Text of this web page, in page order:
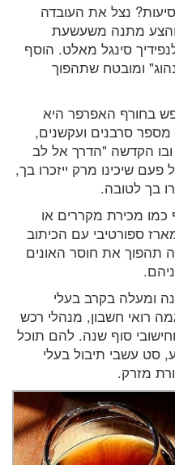
נצל את העובדה
והצע מתנה משעשעת
סינגל מאלט. הוסף
ומובטח שתהפוך
בחורף האפרפר היא
סרבנים ועקשנים,
הקדשה "הדרך אל לב
שיכינו מרק ייזכרו בך,
בך לטובה.
כמו מכירת מקררים או
ספורטיבי עם הכיתוב
תהפוך את חוסר האונים
ומעלה בקרב בעלי
רואי חשבון, מנהלי רכש
סוף שנה. להם תוכל
סט עשבי תיבול בעלי
מזרק.